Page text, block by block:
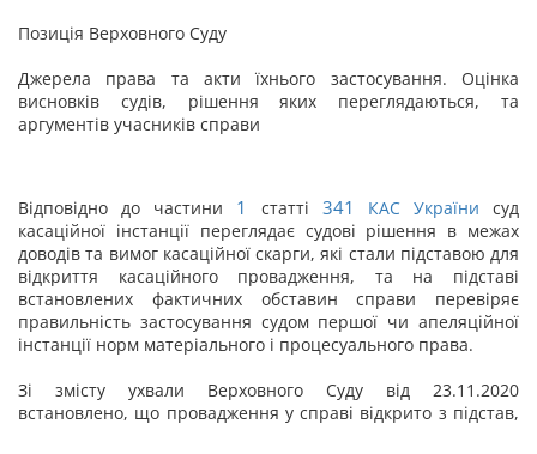
Позиція Верховного Суду
Джерела права та акти їхнього застосування. Оцінка
висновків судів, рішення яких переглядаються, та
аргументів учасників справи
Відповідно до частини 1 статті 341 КАС України суд
касаційної інстанції переглядає судові рішення в межах
доводів та вимог касаційної скарги, які стали підставою для
відкриття касаційного провадження, та на підставі
встановлених фактичних обставин справи перевіряє
правильність застосування судом першої чи апеляційної
інстанції норм матеріального і процесуального права.
Зі змісту ухвали Верховного Суду від 23.11.2020
встановлено, що провадження у справі відкрито з підстав,